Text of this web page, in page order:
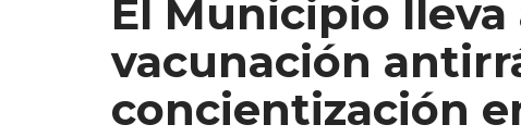
El Municipio
vacunación
concientización